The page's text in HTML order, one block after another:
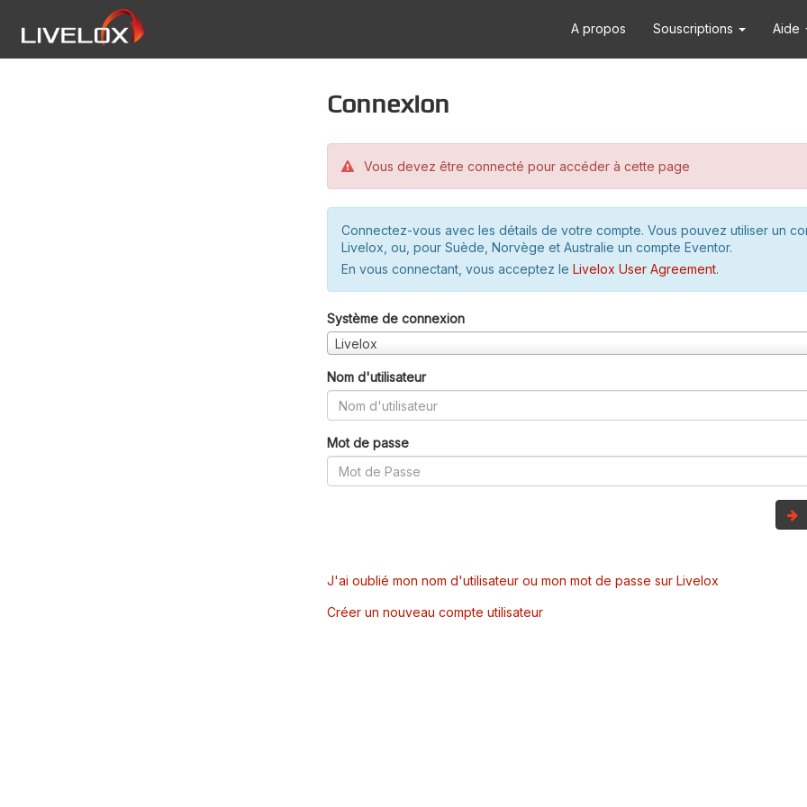
A propos Souscriptions Aide
Connexion
Vous devez être connecté pour accéder à cette page
Connectez-vous avec les détails de votre compte. Vous pouvez utiliser un
Livelox, ou, pour Suède, Norvège et Australie un compte Eventor.
En vous connectant, vous acceptez le Livelox User Agreement.
Système de connexion
Livelox
Nom d'utilisateur
Mot de passe
J'ai oublié mon nom d'utilisateur ou mon mot de passe sur Livelox
Créer un nouveau compte utilisateur